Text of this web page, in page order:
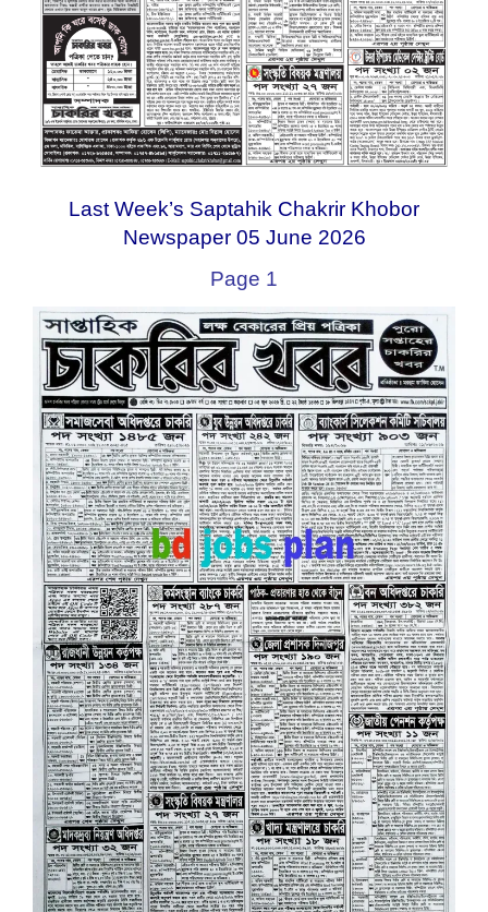
Last Week’s Saptahik Chakrir Khobor
Newspaper 05 June 2026
Page 1